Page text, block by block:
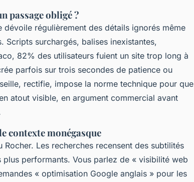
passage obligé ?
dévoile régulièrement des détails ignorés même
Scripts surchargés, balises inexistantes,
82% des utilisateurs fuient un site trop long à
parfois sur trois secondes de patience ou
rectifie, impose la norme technique pour que
atout visible, en argument commercial avant
contexte monégasque
Les recherches recensent des subtilités
performants. Vous parlez de « visibilité web
« optimisation Google anglais » pour les